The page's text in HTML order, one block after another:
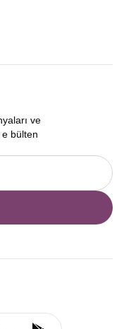
ve
bülten